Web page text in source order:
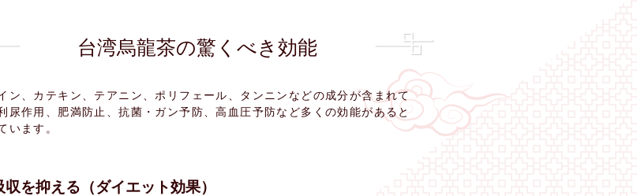
台湾烏龍茶の驚くべき効能
ン、カテキン、テアニン、ポリフェール、タンニンなどの成分が含まれて
尿作用、肥満防止、抗菌・ガン予防、高血圧予防など多くの効能があると
います。
収を抑える（ダイエット効果）